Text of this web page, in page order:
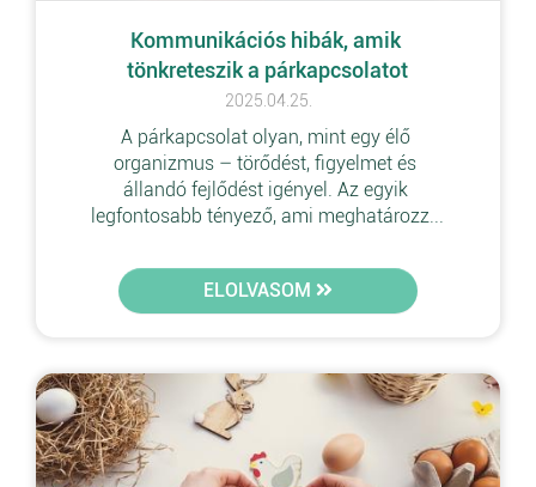
Kommunikációs hibák, amik
tönkreteszik a párkapcsolatot
2025.04.25.
A párkapcsolat olyan, mint egy élő
organizmus – törődést, figyelmet és
állandó fejlődést igényel. Az egyik
legfontosabb tényező, ami meghatározz...
ELOLVASOM